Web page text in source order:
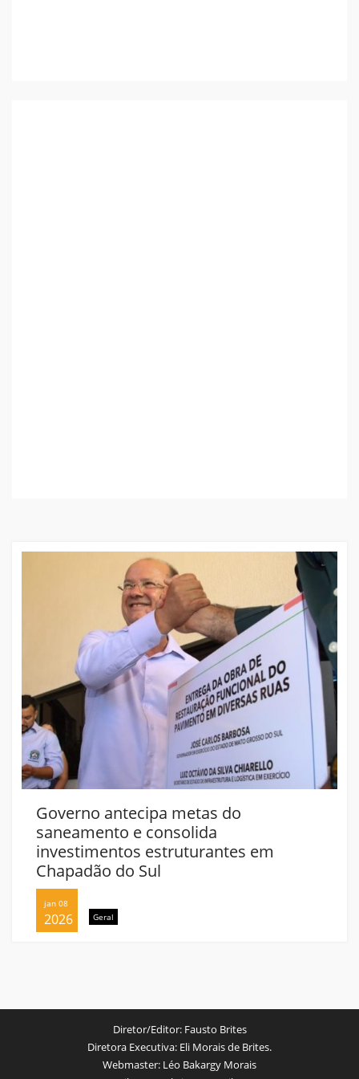
Governo antecipa metas do
saneamento e consolida
investimentos estruturantes em
Chapadão do Sul
jan 08
2026 Geral
Diretor/Editor:Fausto Brites
Diretora Executiva: Eli Morais de Brites.
Webmaster: Léo Bakargy Morais